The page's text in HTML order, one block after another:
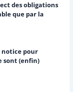
des obligations
que par la
notice pour
sont (enfin)